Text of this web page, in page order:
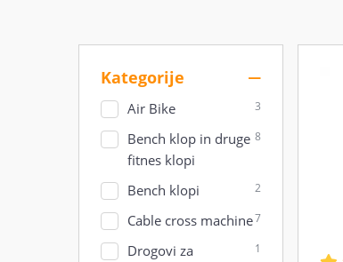
Kategorije
Air Bike 3
Bench klop in druge
fitnes klopi
8
Bench klopi 2
Cable cross machine7
Drogovi za
1